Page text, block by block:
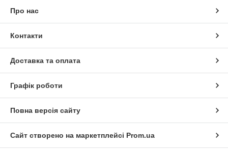
Про нас
Контакти
Доставка та оплата
Графік роботи
Повна версія сайту
Сайт створено на маркетплейсі Prom.ua